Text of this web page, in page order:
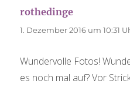
rothedinge
1. Dezember 2016 um 10:31
Wundervolle Fotos!
es noch mal auf? Vor